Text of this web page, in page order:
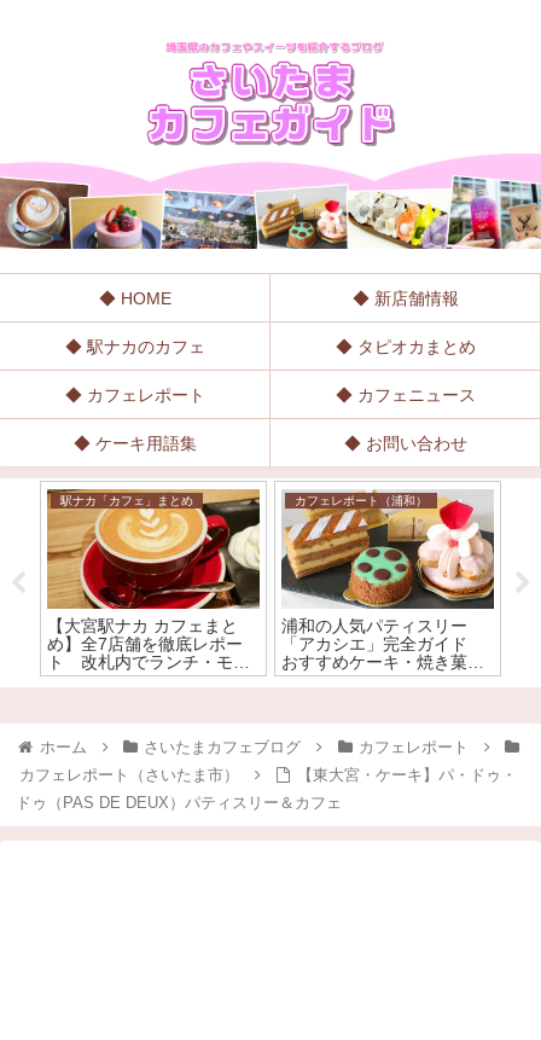
◆ HOME ◆ 新店舗情報
◆ 駅ナカのカフェ ◆ タピオカまとめ
◆ カフェレポート ◆ カフェニュース
◆ ケーキ用語集 ◆ お問い合わせ
カフェレポート（浦和）
浦和の人気パティスリー
「アカシエ」完全ガイド
おすすめケーキ・焼き菓子
を全力で食レポ！
埼玉県カフェまとめ
大宮駅周辺で電源・Wi-Fiの
使えるカフェまとめ【全15
店舗】
ホーム さいたまカフェブログ
カフェレポート
カフェレポート（さいたま市）
【東大宮・ケーキ】パ・ドゥ・
ドゥ（PAS DE DEUX）パティスリー＆カフェ